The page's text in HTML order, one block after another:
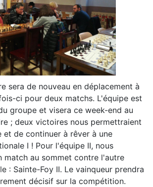
sera de nouveau en déplacement à
ci pour deux matchs. L'équipe est
groupe et visera ce week-end au
; deux victoires nous permettraient
et de continuer à rêver à une
I ! Pour l'équipe II, nous
match au sommet contre l'autre
: Sainte-Foy II. Le vainqueur prendra
décisif sur la compétition.